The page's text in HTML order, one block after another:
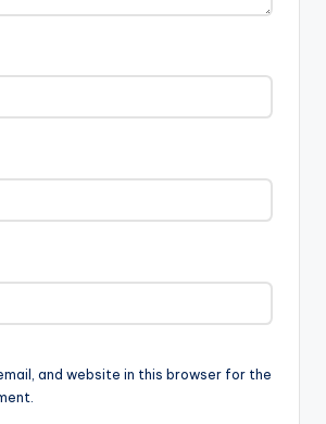
and website in this browser for the